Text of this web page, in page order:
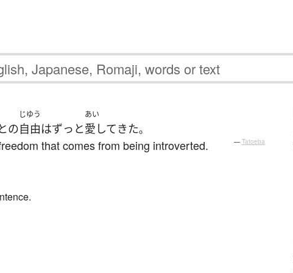
の
じゆう
自由はずっと
あい
愛して きた。
that comes from being introverted. — Tatoeba